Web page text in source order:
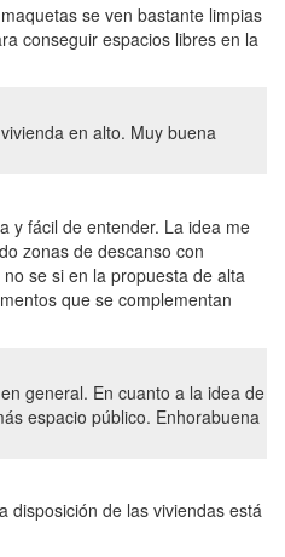
se ven bastante limpias
conseguir espacios libres en la
en alto. Muy buena
y fácil de entender. La idea me
zonas de descanso con
se si en la propuesta de alta
que se complementan
general. En cuanto a la idea de
espacio público. Enhorabuena
disposición de las viviendas está